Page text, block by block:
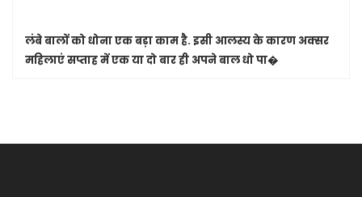
लंबे बालों को धोना एक बड़ा काम है. इसी आलस्य के कारण अक्सर
महिलाएं सप्ताह में एक या दो बार ही अपने बाल धो पा�